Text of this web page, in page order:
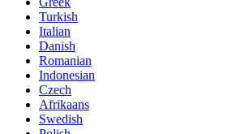
Turkish
Italian
Danish
Romanian
Indonesian
Czech
Afrikaans
Swedish